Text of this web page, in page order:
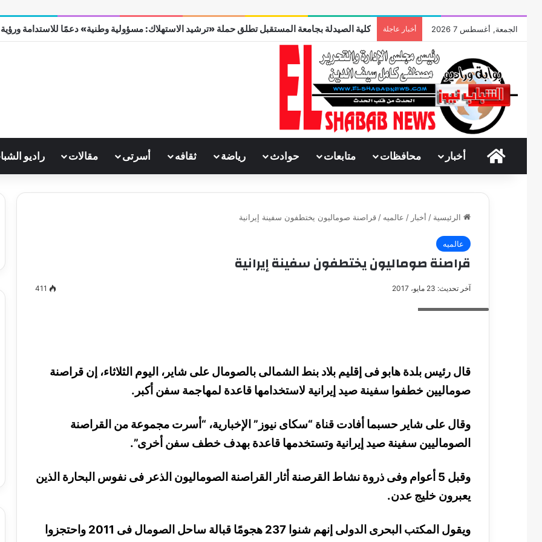
الجمعة, أغسطس 7 2026 أخبار عاجلة كلية الصيدلة بجامعة المستقبل تطلق حملة «ترشيد الاستهلاك: مسؤولية وطنية» دعمًا للاستدامة ورؤية مصر
الرئيسية
أخبار محافظات متابعات حوادث رياضة ثقافه أسرتى مقالات راديو
الرئيسية / أخبار / عالميه / قراصنة صوماليون يختطفون سفينة إيرانية
عالميه
قراصنة صوماليون يختطفون سفينة إيرانية
آخر تحديث: 23 مايو، 2017 411
قال رئيس بلدة هابو فى إقليم بلاد بنط الشمالى بالصومال على شاير، اليوم الثلاثاء، إن قراصنة
صوماليين خطفوا سفينة صيد إيرانية لاستخدامها قاعدة لمهاجمة سفن أكبر.
وقال على شاير حسبما أفادت قناة “سكاى نيوز” الإخبارية، “أسرت مجموعة من القراصنة
الصوماليين سفينة صيد إيرانية وتستخدمها قاعدة بهدف خطف سفن أخرى”.
وقبل 5 أعوام وفى ذروة نشاط القرصنة أثار القراصنة الصوماليون الذعر فى نفوس البحارة الذين
يعبرون خليج عدن.
ويقول المكتب البحرى الدولى إنهم شنوا 237 هجومًا قبالة ساحل الصومال فى 2011 واحتجزوا
سيف
الدين
….
مايسه
عطوه
كليوباترا
مصطفى كامل سيف الدين …. يكتب
مايسه عطوه كليوباترا القرن 21
سيف
الدين
….
جديدمصطفى كامل سيف الدين …. يكتب
ميلاد جديد